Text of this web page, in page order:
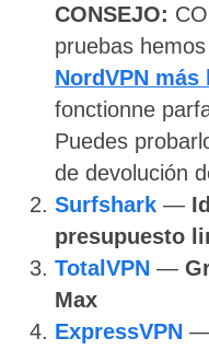
CONSEJO:
pruebas
NordVPN más
fonctionne
Puedes
de devolución
Surfshark —
presupuesto
TotalVPN —
Max
ExpressVPN